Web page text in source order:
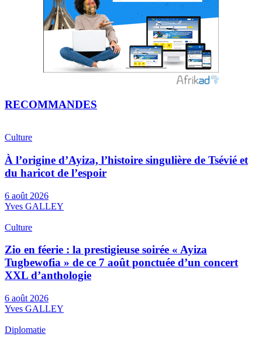
RECOMMANDES
Culture
À l’origine d’Ayiza, l’histoire singulière de Tsévié et
du haricot de l’espoir
6 août 2026
Yves GALLEY
Culture
Zio en féerie : la prestigieuse soirée « Ayiza
Tugbewofia » de ce 7 août ponctuée d’un concert
XXL d’anthologie
6 août 2026
Yves GALLEY
Diplomatie